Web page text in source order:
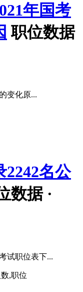
年国考
职位数据
变化原...
2242名公
数据 ·
试职位表下...
,职位